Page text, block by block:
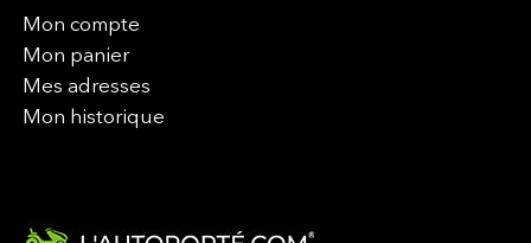
Mon compte
Mon panier
Mes adresses
Mon historique